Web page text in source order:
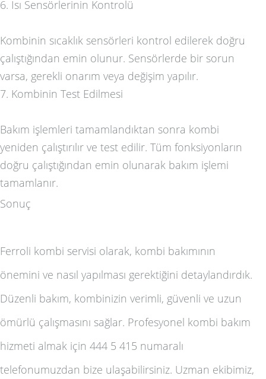
6. Isı Sensörlerinin Kontrolü
Kombinin sıcaklık sensörleri kontrol edilerek doğru
çalıştığından emin olunur. Sensörlerde bir sorun
varsa, gerekli onarım veya değişim yapılır.
7. Kombinin Test Edilmesi
Bakım işlemleri tamamlandıktan sonra kombi
yeniden çalıştırılır ve test edilir. Tüm fonksiyonların
doğru çalıştığından emin olunarak bakım işlemi
tamamlanır.
Sonuç
Ferroli kombi servisi olarak, kombi bakımının
önemini ve nasıl yapılması gerektiğini detaylandırdık.
Düzenli bakım, kombinizin verimli, güvenli ve uzun
ömürlü çalışmasını sağlar. Profesyonel kombi bakım
hizmeti almak için 444 5 415 numaralı
telefonumuzdan bize ulaşabilirsiniz. Uzman ekibimiz,